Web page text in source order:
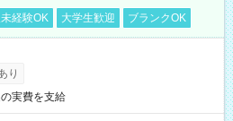
経験OK 大学生歓迎 ブランクOK
り
実費を支給